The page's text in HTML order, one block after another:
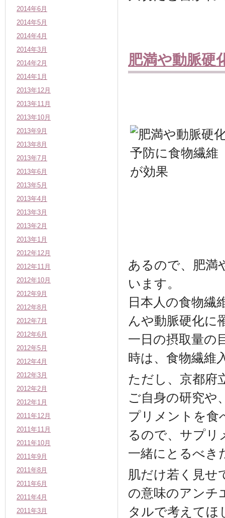
2014年6月
2014年5月
2014年4月
2014年3月
2014年2月
2014年1月
2013年12月
2013年11月
2013年10月
2013年9月
2013年8月
2013年7月
2013年6月
2013年5月
2013年4月
2013年3月
2013年2月
2013年1月
2012年12月
2012年11月
2012年10月
2012年9月
2012年8月
2012年7月
2012年6月
2012年5月
2012年4月
2012年3月
2012年2月
2012年1月
2011年12月
2011年11月
2011年10月
2011年9月
2011年8月
2011年6月
2011年4月
2011年3月
肥満や動脈硬
あるので、肥満
います。
日本人の食物繊
んや動脈硬化に
一日の摂取量の
時は、食物繊維
ただし、京都府
ご自身の研究や
プリメントを食
るので、サプリ
一緒にとるべき
肌だけ若く見せ
の意味のアンチ
タルで考えてほ